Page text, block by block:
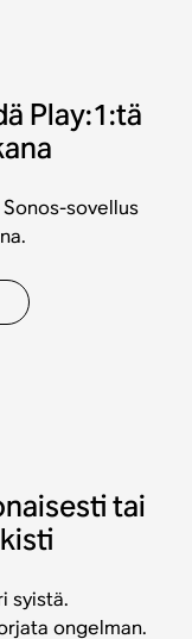
Play:1:tä
sovellus
tai
syistä.
ongelman.